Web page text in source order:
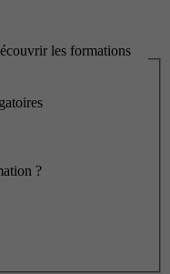
les formations
?